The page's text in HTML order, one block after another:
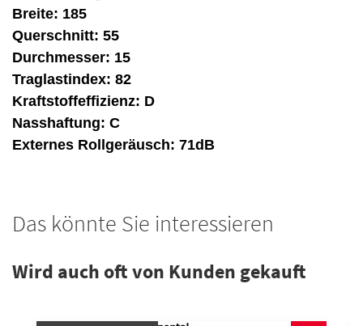
Breite: 185
Querschnitt: 55
Durchmesser: 15
Traglastindex: 82
Kraftstoffeffizienz: D
Nasshaftung: C
Externes Rollgeräusch: 71dB
Das könnte Sie interessieren
Wird auch oft von Kunden gekauft